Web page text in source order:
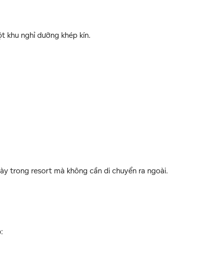
khu nghỉ dưỡng khép kín.
trong resort mà không cần di chuyển ra ngoài.